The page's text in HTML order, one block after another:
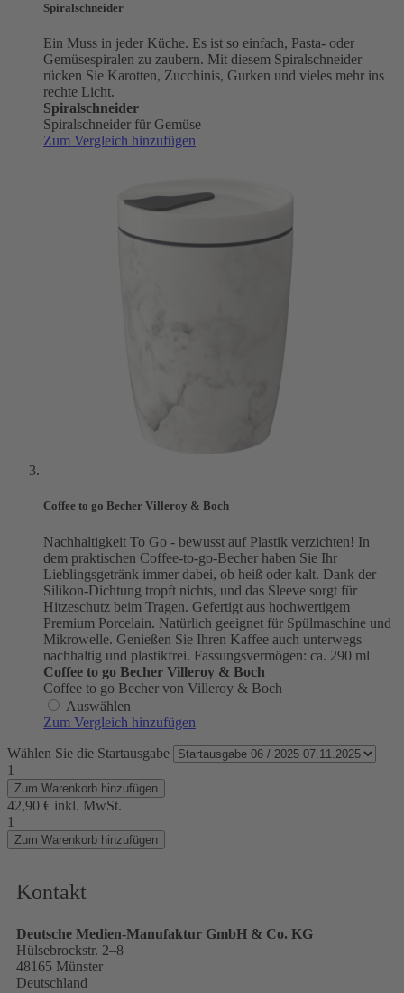
Spiralschneider
Ein Muss in jeder Küche. Es ist so einfach, Pasta- oder
Gemüsespiralen zu zaubern. Mit diesem Spiralschneider
rücken Sie Karotten, Zucchinis, Gurken und vieles mehr ins
rechte Licht.
Spiralschneider
Spiralschneider für Gemüse
Zum Vergleich hinzufügen
Coffee to go Becher Villeroy & Boch
Nachhaltigkeit To Go - bewusst auf Plastik verzichten! In
dem praktischen Coffee-to-go-Becher haben Sie Ihr
Lieblingsgetränk immer dabei, ob heiß oder kalt. Dank der
Silikon-Dichtung tropft nichts, und das Sleeve sorgt für
Hitzeschutz beim Tragen. Gefertigt aus hochwertigem
Premium Porcelain. Natürlich geeignet für Spülmaschine und
Mikrowelle. Genießen Sie Ihren Kaffee auch unterwegs
nachhaltig und plastikfrei. Fassungsvermögen: ca. 290 ml
Coffee to go Becher Villeroy & Boch
Coffee to go Becher von Villeroy & Boch
Auswählen
Zum Vergleich hinzufügen
Wählen Sie die Startausgabe
1
Zum Warenkorb hinzufügen
42,90 € inkl. MwSt.
1
Zum Warenkorb hinzufügen
Kontakt
Deutsche Medien-Manufaktur GmbH & Co. KG
Hülsebrockstr. 2–8
48165 Münster
Deutschland